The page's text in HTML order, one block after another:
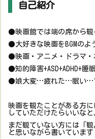
自己紹介
●映画館では端の席から
●大好きな映画をBGMの
●映画・アニメ・ドラマ・
●知的障害+ASD+ADHD+睡
●娘大変…疲れた…眠い…
映画を観たことがある方
していただけたらいいなと
まだ観ていない方には「
と思いながら書いています